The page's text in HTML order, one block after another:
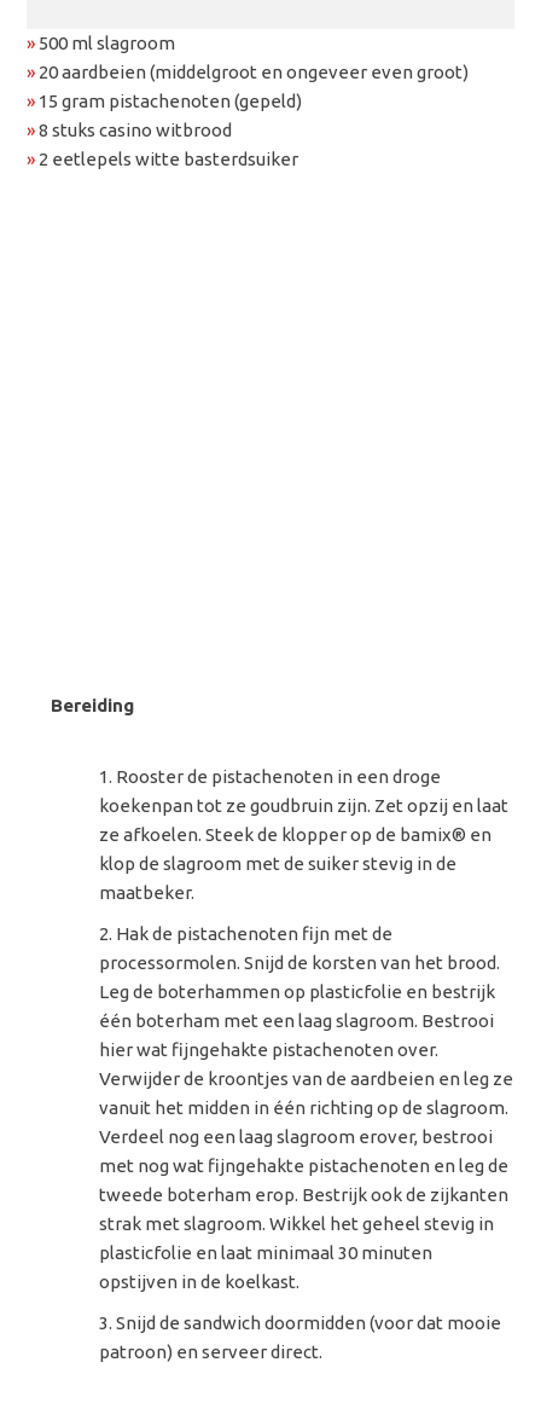
» 500 ml slagroom
» 20 aardbeien (middelgroot en ongeveer even groot)
» 15 gram pistachenoten (gepeld)
»8 stuks casino witbrood
» 2 eetlepels witte basterdsuiker
Bereiding
Rooster de pistachenoten in een droge
koekenpan tot ze goudbruin zijn. Zet opzij en laat
ze afkoelen. Steek de klopper op de bamix® en
klop de slagroom met de suiker stevig in de
maatbeker.
Hak de pistachenoten fijn met de
processormolen. Snijd de korsten van het brood.
Leg de boterhammen op plasticfolie en bestrijk
één boterham met een laag slagroom. Bestrooi
hier wat fijngehakte pistachenoten over.
Verwijder de kroontjes van de aardbeien en leg ze
vanuit het midden in één richting op de slagroom.
Verdeel nog een laag slagroom erover, bestrooi
met nog wat fijngehakte pistachenoten en leg de
tweede boterham erop. Bestrijk ook de zijkanten
strak met slagroom. Wikkel het geheel stevig in
plasticfolie en laat minimaal 30 minuten
opstijven in de koelkast.
Snijd de sandwich doormidden (voor dat mooie
patroon) en serveer direct.